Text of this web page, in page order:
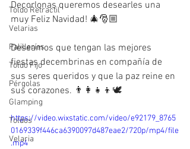
Toldo Retractil
Velarias
Palillerías
Toldo Fijo
Pérgolas
Glamping
Toldos
Velaria
Decorlonas queremos desearles una
muy Feliz Navidad! 🎄🎅🏼
Deseamos que tengan las mejores
fiestas decembrinas en compañía de
sus seres queridos y que la paz reine en
sus corazones. 👨‍👩‍👧‍👦🕊️
https://video.wixstatic.com/video/e92179_8765
0169339f446ca6390097d487eae2/720p/mp4/file
.mp4